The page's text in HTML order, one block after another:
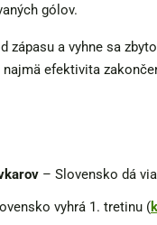
gólov.
zápasu a vyhne sa
efektivita
– Slovensko dá
vyhrá 1. tretinu (